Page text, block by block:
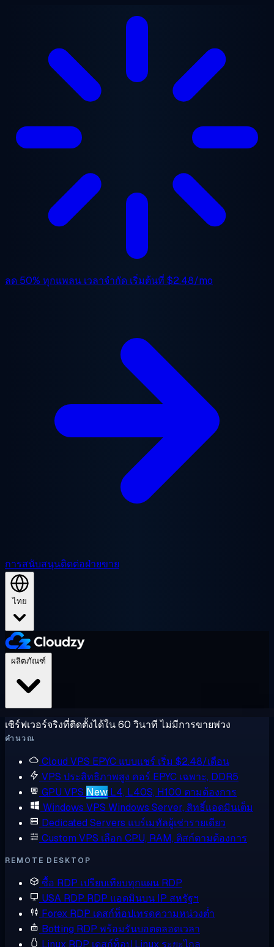
ลด 50% ทุกแพลน เวลาจำกัด เริ่มต้นที่ $2.48/mo
การสนับสนุนติดต่อฝ่ายขาย
ไทย
เซิร์ฟเวอร์จริงที่ติดตั้งได้ใน 60 วินาที ไม่มีการขายพ่วง
คำนวณ
Cloud VPS EPYC แบบแชร์ เริ่ม $2.48/เดือน
VPS ประสิทธิภาพสูง คอร์ EPYC เฉพาะ, DDR5
GPU VPS New L4, L40S, H100 ตามต้องการ
Windows VPS Windows Server, สิทธิ์แอดมินเต็ม
Dedicated Servers แบร์เมทัลผู้เช่ารายเดียว
Custom VPS เลือก CPU, RAM, ดิสก์ตามต้องการ
REMOTE DESKTOP
ซื้อ RDP เปรียบเทียบทุกแผน RDP
USA RDP RDP แอดมินบน IP สหรัฐฯ
Forex RDP เดสก์ท็อปเทรดความหน่วงต่ำ
Botting RDP พร้อมรันบอตตลอดเวลา
Linux RDP เดสก์ท็อป Linux ระยะไกล